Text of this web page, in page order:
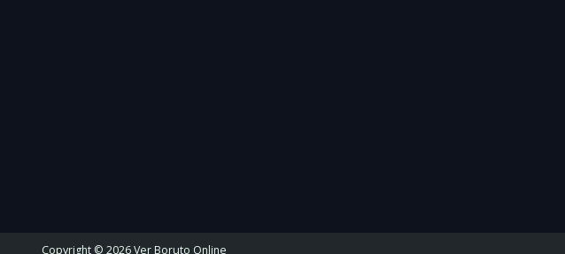
Copyright © 2026 Ver Boruto Online